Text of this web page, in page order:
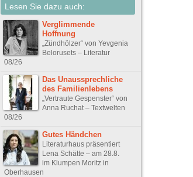
Lesen Sie dazu auch:
Verglimmende
Hoffnung
„Zündhölzer“ von Yevgenia
Belorusets – Literatur
08/26
Das Unaussprechliche
des Familienlebens
„Vertraute Gespenster“ von
Anna Ruchat – Textwelten
08/26
Gutes Händchen
Literaturhaus präsentiert
Lena Schätte – am 28.8.
im Klumpen Moritz in
Oberhausen